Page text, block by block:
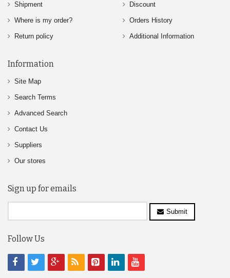
Shipment
Where is my order?
Return policy
Discount
Orders History
Additional Information
Information
Site Map
Search Terms
Advanced Search
Contact Us
Suppliers
Our stores
Sign up for emails
Submit
Follow Us